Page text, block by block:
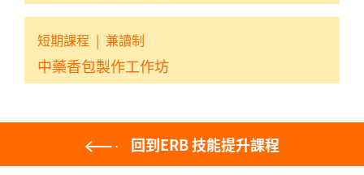
短期課程 | 兼讀制
中藥香包製作工作坊
回到ERB 技能提升課程